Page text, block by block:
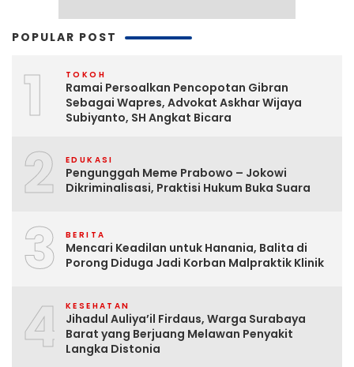
POPULAR POST
1 TOKOH
Ramai Persoalkan Pencopotan Gibran
Sebagai Wapres, Advokat Askhar Wijaya
Subiyanto, SH Angkat Bicara
2 EDUKASI
Pengunggah Meme Prabowo – Jokowi
Dikriminalisasi, Praktisi Hukum Buka Suara
3 BERITA
Mencari Keadilan untuk Hanania, Balita di
Porong Diduga Jadi Korban Malpraktik Klinik
4 KESEHATAN
Jihadul Auliya’il Firdaus, Warga Surabaya
Barat yang Berjuang Melawan Penyakit
Langka Distonia